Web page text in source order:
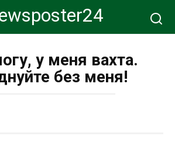
у меня вахта.
без меня!